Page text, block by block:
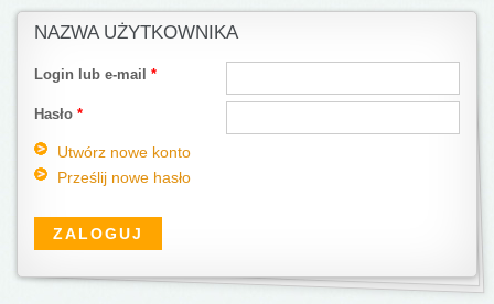
NAZWA UŻYTKOWNIKA
Login lub e-mail *
Hasło *
Utwórz nowe konto
Prześlij nowe hasło